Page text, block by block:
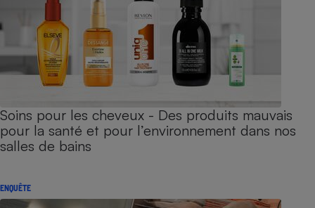
Soins pour les cheveux - Des produits mauvais
pour la santé et pour l’environnement dans nos
salles de bains
ENQUÊTE